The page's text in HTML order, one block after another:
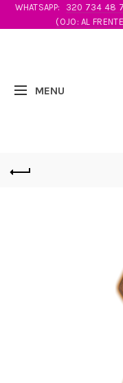
WHATSAPP:
320 734 48
(OJO: AL